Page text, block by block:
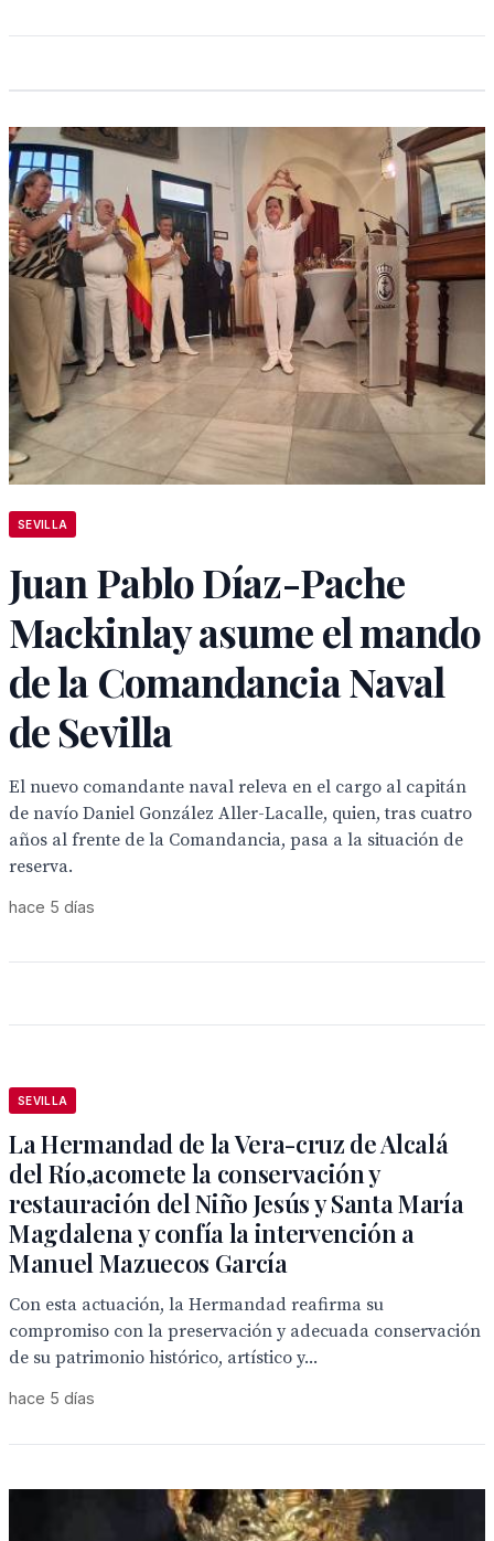
SEVILLA
Juan Pablo Díaz-Pache
Mackinlay asume el mando
de la Comandancia Naval
de Sevilla
El nuevo comandante naval releva en el cargo al capitán
de navío Daniel González Aller-Lacalle, quien, tras cuatro
años al frente de la Comandancia, pasa a la situación de
reserva.
hace 5 días
SEVILLA
La Hermandad de la Vera-cruz de Alcalá
del Río,acomete la conservación y
restauración del Niño Jesús y Santa María
Magdalena y confía la intervención a
Manuel Mazuecos García
Con esta actuación, la Hermandad reafirma su
compromiso con la preservación y adecuada conservación
de su patrimonio histórico, artístico y...
hace 5 días